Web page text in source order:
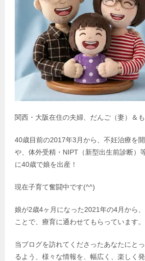
関西・大阪在住の夫婦、だんご（妻）＆も
40歳目前の2017年3月から、不妊治療を
や、体外受精・NIPT（新型出生前診断）
に40歳で娘を出産！
現在子育て奮闘中です(^^)
娘が2歳4ヶ月になった2021年の4月から
ことで、療育に通わせてもらっています。
当ブログを訪れてくださったあなたにと
るよう、様々な情報を、幅広く、楽しく